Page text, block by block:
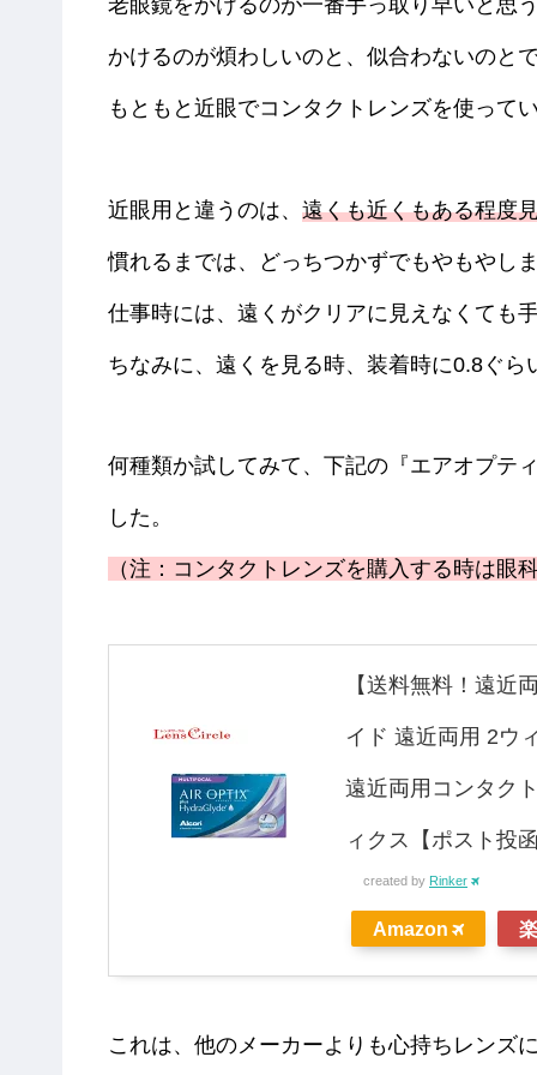
老眼鏡をかけるのが一番手っ取り早いと思
かけるのが煩わしいのと、似合わないのと
もともと近眼でコンタクトレンズを使って
近眼用と違うのは、 遠くも近くもある程度
慣れるまでは、どっちつかずでもやもやし
仕事時には、遠くがクリアに見えなくても
ちなみに、遠くを見る時、装着時に0.8ぐ
何種類か試してみて、下記の『エアオプテ
した。
（注：コンタクトレンズを購入する時は眼
【送料無料！遠近
イド 遠近両用 2ウ
遠近両用コンタク
ィクス【ポスト投
created by Rinker
Amazon
これは、他のメーカーよりも心持ちレンズ